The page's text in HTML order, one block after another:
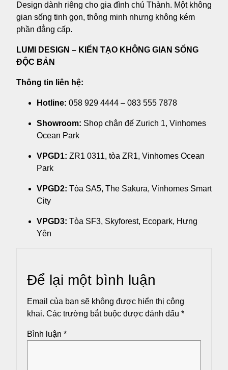
Design dành riêng cho gia đình chú Thành. Một không
gian sống tinh gọn, thông minh nhưng không kém
phần đẳng cấp.
LUMI DESIGN – KIẾN TẠO KHÔNG GIAN SỐNG
ĐỘC BẢN
Thông tin liên hệ:
Hotline: 058 929 4444 – 083 555 7878
Showroom: Shop chân đế Zurich 1, Vinhomes
Ocean Park
VPGD1: ZR1 0311, tòa ZR1, Vinhomes Ocean
Park
VPGD2: Tòa SA5, The Sakura, Vinhomes Smart
City
VPGD3: Tòa SF3, Skyforest, Ecopark, Hưng
Yên
Để lại một bình luận
Email của bạn sẽ không được hiển thị công
khai. Các trường bắt buộc được đánh dấu *
Bình luận *